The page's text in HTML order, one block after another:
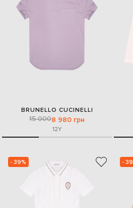
BRUNELLO CUCINELLI
15 0008 980 грн
12Y
- 39% -